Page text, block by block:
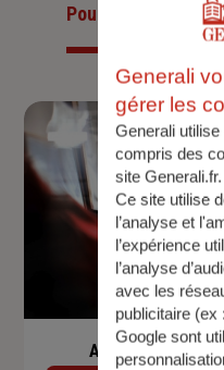
Pour les
Assurance de
Generali
gérer les
Generali
compris des
site Generali.fr.
Ce site utilise
l’analyse et
l’expérience
l’analyse
avec les
publicitaire (ex :
Google sont